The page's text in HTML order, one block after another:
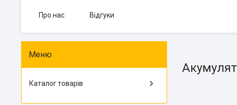
Про нас Відгуки
Каталог товарів